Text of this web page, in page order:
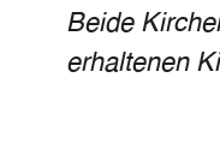
Beide
erhaltenen